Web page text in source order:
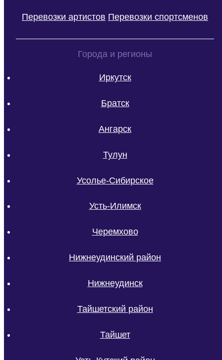
Перевозки артистов Перевозки спортсменов
Города и регионы
Иркутск
Братск
Ангарск
Тулун
Усолье-Сибирское
Усть-Илимск
Черемхово
Нижнеудинский район
Нижнеудинск
Тайшетский район
Тайшет